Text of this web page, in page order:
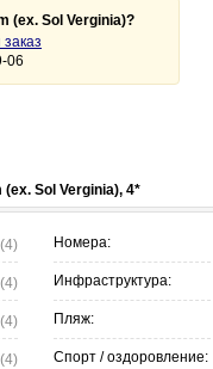
(ex. Sol Verginia)?
06
Sol Verginia), 4*
(4) Номера:
(4) Инфраструктура:
(4) Пляж:
(4) Спорт / оздоровление: